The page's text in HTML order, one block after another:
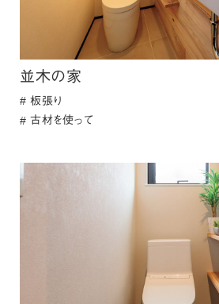
並木の家
板張り
古材を使って